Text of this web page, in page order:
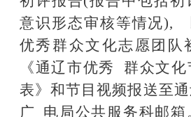
意识形态审核等情况),
优秀群众文化志愿团队
《通辽市优秀
群众文化
表》和节目视频报送至
广 电局公共服务科邮箱